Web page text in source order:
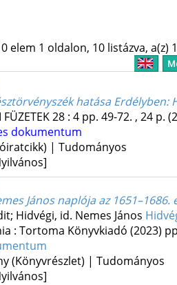
elem 1 oldalon, 10 listázva, a(z)
hatása Erdélyben:
FÜZETEK28: 4 pp. 49-72. , 24 p.
dokumentum
| Tudományos
János naplója az 1651–1686.
Hidvégi, id. Nemes János
: Tortoma Könyvkiadó (2023)
(Könyvrészlet) | Tudományos